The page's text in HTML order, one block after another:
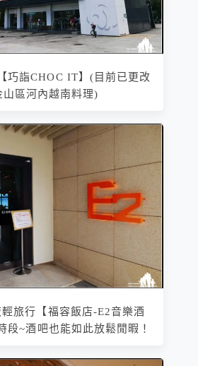
巧詣CHOC IT】(目前已更改
山區河內越南料理)
旅行【福容飯店-E2音樂酒
段~酒吧也能如此放鬆閒暇！